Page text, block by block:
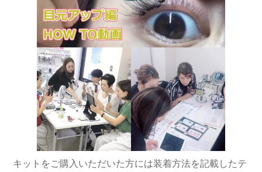
キットをご購入いただいた方には装着方法を記載したテ